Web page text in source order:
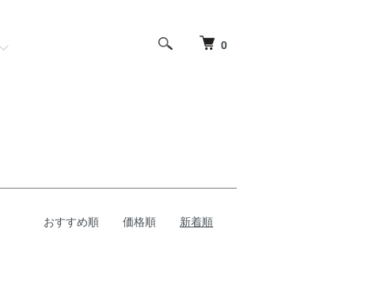
0
おすすめ順 価格順 新着順